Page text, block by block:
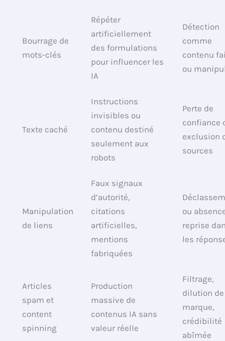
Bourrage de
mots-clés
Répéter
artificiellement
des formulations
pour influencer les
IA
Détection
comme
contenu
ou
Texte caché
Instructions
invisibles ou
contenu destiné
seulement aux
robots
Perte de
confiance
exclusion
sources
Manipulation
de liens
Faux signaux
d’autorité,
citations
artificielles,
mentions
fabriquées
ou
reprise
les
Articles
spam et
content
spinning
Production
massive de
contenus IA sans
valeur réelle
Filtrage,
dilution de
marque,
crédibilité
abîmée